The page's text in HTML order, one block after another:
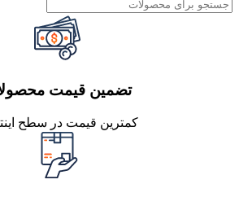
تضمین قیمت
کمترین قیمت در سطح